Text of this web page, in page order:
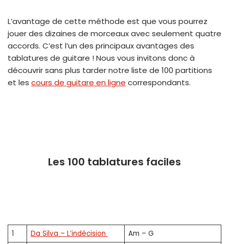
L’avantage de cette méthode est que vous pourrez
jouer des dizaines de morceaux avec seulement quatre
accords. C’est l’un des principaux avantages des
tablatures de guitare ! Nous vous invitons donc à
découvrir sans plus tarder notre liste de 100 partitions
et les cours de guitare en ligne correspondants.
Les 100 tablatures faciles
1 Da Silva – L’indécision Am – G